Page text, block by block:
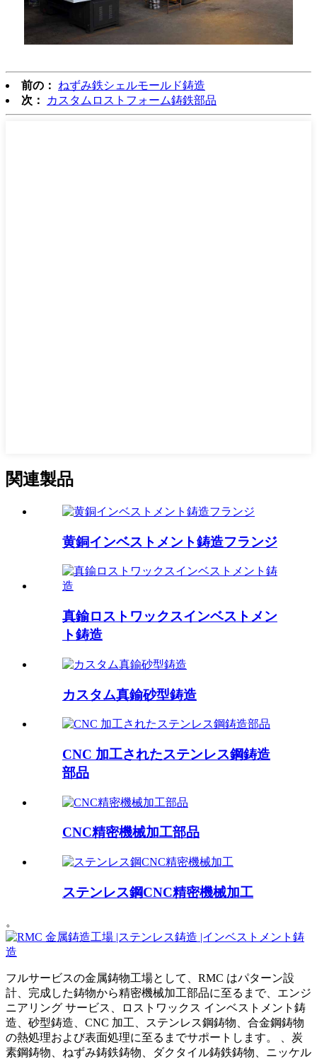
前の：
ねずみ鉄シェルモールド鋳造
次：
カスタムロストフォーム鋳鉄部品
関連製品
黄銅インベストメント鋳造フランジ
真鍮ロストワックスインベストメン
ト鋳造
カスタム真鍮砂型鋳造
CNC 加工されたステンレス鋼鋳造
部品
CNC精密機械加工部品
ステンレス鋼CNC精密機械加工
。
フルサービスの金属鋳物工場として、RMC はパターン設
計、完成した鋳物から精密機械加工部品に至るまで、エンジ
ニアリング サービス、ロストワックス インベストメント鋳
造、砂型鋳造、CNC 加工、ステンレス鋼鋳物、合金鋼鋳物
の熱処理および表面処理に至るまでサポートします。 、炭
素鋼鋳物、ねずみ鋳鉄鋳物、ダクタイル鋳鉄鋳物、ニッケル